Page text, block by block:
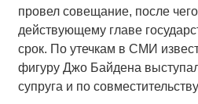
провел совещание, после
действующему главе
срок. По утечкам в СМИ
фигуру Джо Байдена
супруга и по